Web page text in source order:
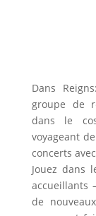
Dans
groupe de
dans le
voyageant
concerts
Jouez dans
accueillants
de